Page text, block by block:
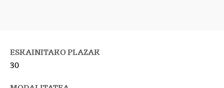
ESKAINITAKO PLAZAK
30